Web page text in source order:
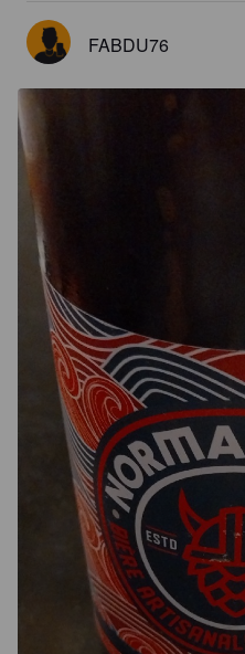
FABDU76